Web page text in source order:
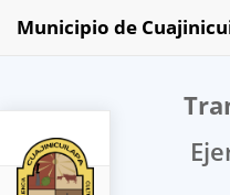
Municipio de